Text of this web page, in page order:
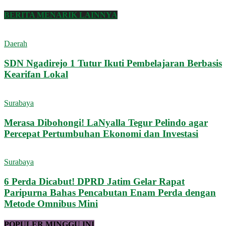
BERITA MENARIK LAINNYA
Daerah
SDN Ngadirejo 1 Tutur Ikuti Pembelajaran Berbasis
Kearifan Lokal
Surabaya
Merasa Dibohongi! LaNyalla Tegur Pelindo agar
Percepat Pertumbuhan Ekonomi dan Investasi
Surabaya
6 Perda Dicabut! DPRD Jatim Gelar Rapat
Paripurna Bahas Pencabutan Enam Perda dengan
Metode Omnibus Mini